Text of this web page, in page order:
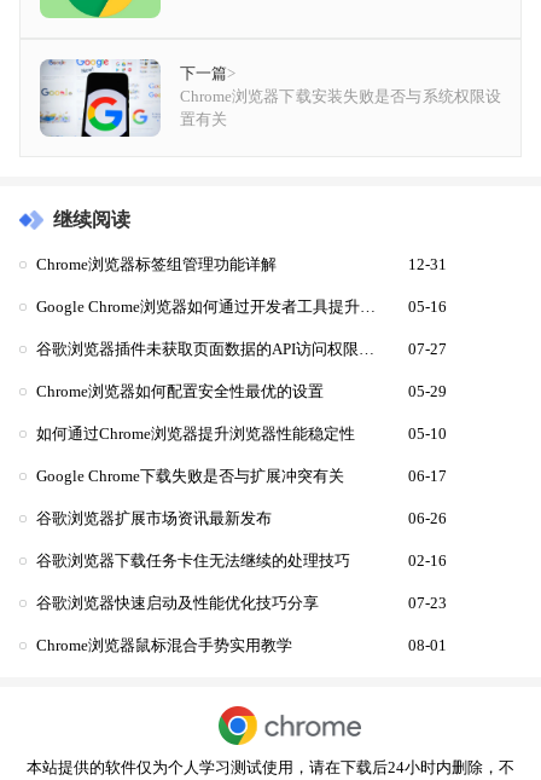
下一篇>
Chrome浏览器下载安装失败是否与系统权限设
置有关
继续阅读
Chrome浏览器标签组管理功能详解 12-31
05-16
07-27
Chrome浏览器如何配置安全性最优的设置 05-29
如何通过Chrome浏览器提升浏览器性能稳定性 05-10
Google Chrome下载失败是否与扩展冲突有关 06-17
谷歌浏览器扩展市场资讯最新发布 06-26
谷歌浏览器下载任务卡住无法继续的处理技巧 02-16
谷歌浏览器快速启动及性能优化技巧分享 07-23
Chrome浏览器鼠标混合手势实用教学 08-01
本站提供的软件仅为个人学习测试使用，请在下载后24小时内删除，不